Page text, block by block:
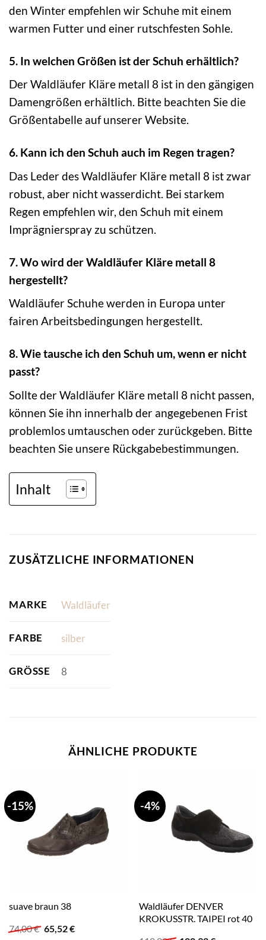
den Winter empfehlen wir Schuhe mit einem
warmen Futter und einer rutschfesten Sohle.
5. In welchen Größen ist der Schuh erhältlich?
Der Waldläufer Kläre metall 8 ist in den gängigen
Damengrößen erhältlich. Bitte beachten Sie die
Größentabelle auf unserer Website.
6. Kann ich den Schuh auch im Regen tragen?
Das Leder des Waldläufer Kläre metall 8 ist zwar
robust, aber nicht wasserdicht. Bei starkem
Regen empfehlen wir, den Schuh mit einem
Imprägnierspray zu schützen.
7. Wo wird der Waldläufer Kläre metall 8
hergestellt?
Waldläufer Schuhe werden in Europa unter
fairen Arbeitsbedingungen hergestellt.
8. Wie tausche ich den Schuh um, wenn er nicht
passt?
Sollte der Waldläufer Kläre metall 8 nicht passen,
können Sie ihn innerhalb der angegebenen Frist
problemlos umtauschen oder zurückgeben. Bitte
beachten Sie unsere Rückgabebestimmungen.
Inhalt
ZUSÄTZLICHE INFORMATIONEN
MARKE Waldläufer
FARBE silber
GRÖSSE 8
ÄHNLICHE PRODUKTE
-15%
suave braun 38
74,00€ Ursprünglicher
Preis
65,52€Aktueller
-4%
Waldläufer DENVER
KROKUSSTR. TAIPEI rot 40